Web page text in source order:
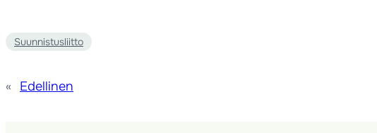
Suunnistusliitto
« Edellinen